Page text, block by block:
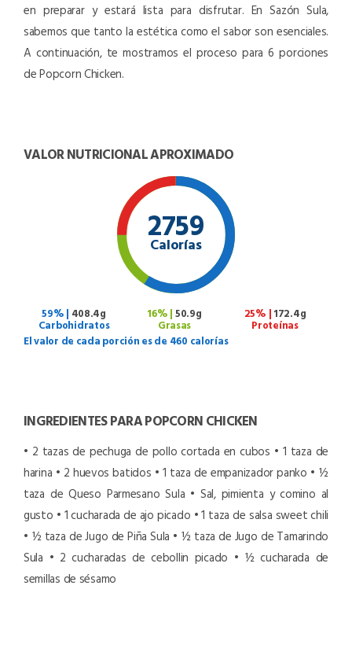
en preparar y estará lista para disfrutar. En Sazón Sula,
sabemos que tanto la estética como el sabor son esenciales.
A continuación, te mostramos el proceso para 6 porciones
de Popcorn Chicken.
VALOR NUTRICIONAL APROXIMADO
2759
Calorías
59% | 408.4g
Carbohidratos
16% | 50.9g
Grasas
25% | 172.4g
Proteínas
El valor de cada porción es de 460 calorías
INGREDIENTES PARA POPCORN CHICKEN
• 2 tazas de pechuga de pollo cortada en cubos • 1 taza de
harina • 2 huevos batidos • 1 taza de empanizador panko • ½
taza de Queso Parmesano Sula • Sal, pimienta y comino al
gusto • 1 cucharada de ajo picado • 1 taza de salsa sweet chili
• ½ taza de Jugo de Piña Sula • ½ taza de Jugo de Tamarindo
Sula • 2 cucharadas de cebollin picado • ½ cucharada de
semillas de sésamo